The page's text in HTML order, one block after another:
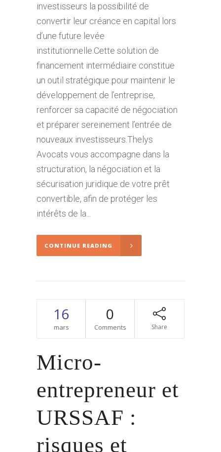
investisseurs la possibilité de
convertir leur créance en capital lors
d’une future levée
institutionnelle.Cette solution de
financement intermédiaire constitue
un outil stratégique pour maintenir le
développement de l’entreprise,
renforcer sa capacité de négociation
et préparer sereinement l’entrée de
nouveaux investisseurs.Thelys
Avocats vous accompagne dans la
structuration, la négociation et la
sécurisation juridique de votre prêt
convertible, afin de protéger les
intérêts de la...
CONTINUE READING
16
mars
0
Comments Share
Micro-
entrepreneur et
URSSAF :
risques et